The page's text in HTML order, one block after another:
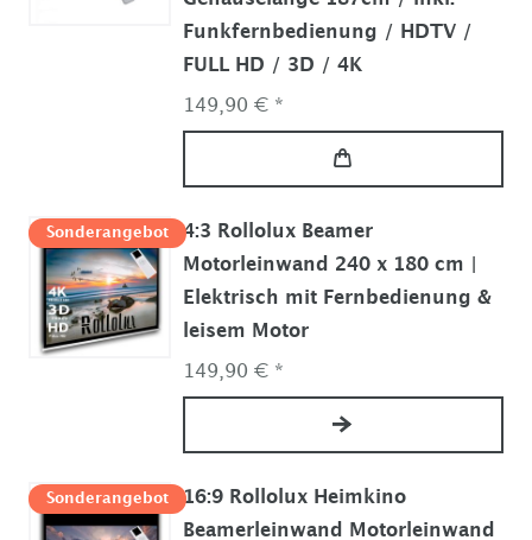
Funkfernbedienung / HDTV /
FULL HD / 3D / 4K
149,90 € *
Sonderangebot
4:3 Rollolux Beamer
Motorleinwand 240 x 180 cm |
Elektrisch mit Fernbedienung &
leisem Motor
149,90 € *
Sonderangebot
16:9 Rollolux Heimkino
Beamerleinwand Motorleinwand